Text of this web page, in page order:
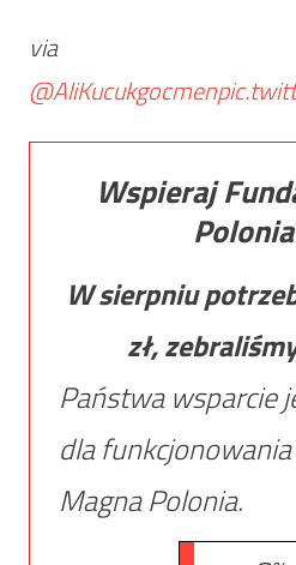
via
@AliKucukgocmen
Wspieraj
W sierpniu
zł,
Państwa wsparcie
dla
Magna Polonia.